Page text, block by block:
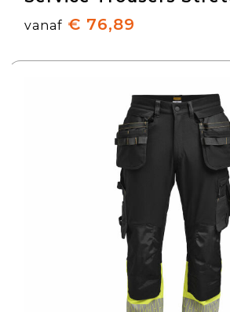
vanaf € 76,89